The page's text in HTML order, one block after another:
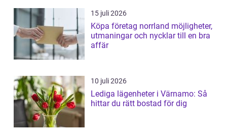
15 juli 2026
Köpa företag norrland möjligheter,
utmaningar och nycklar till en bra
affär
10 juli 2026
Lediga lägenheter i Värnamo: Så
hittar du rätt bostad för dig